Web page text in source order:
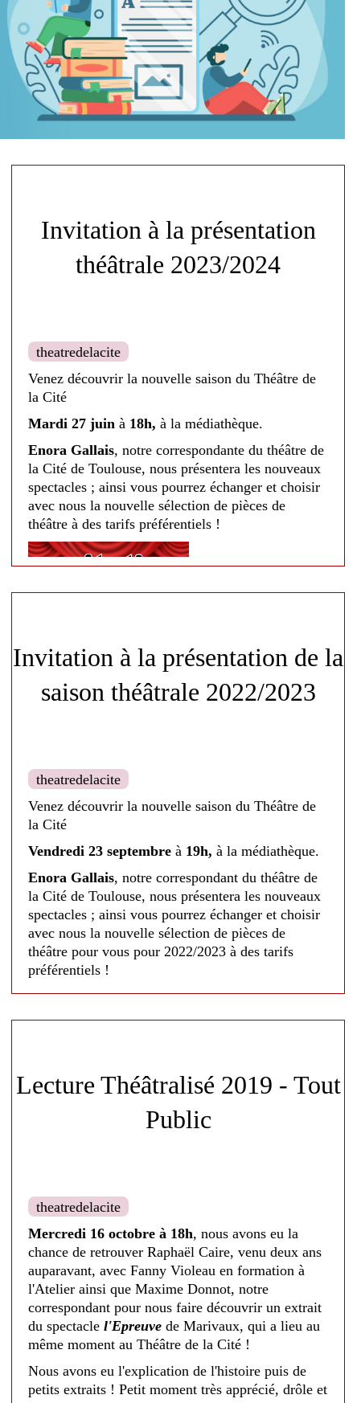
Invitation à la présentation
théâtrale 2023/2024
theatredelacite
Venez découvrir la nouvelle saison du Théâtre de
la Cité
Mardi 27 juin à 18h,à la médiathèque.
Enora Gallais, notre correspondante du théâtre de
la Cité de Toulouse, nous présentera les nouveaux
spectacles ; ainsi vous pourrez échanger et choisir
avec nous la nouvelle sélection de pièces de
théâtre à des tarifs préférentiels !
Invitation à la présentation de la
saison théâtrale 2022/2023
theatredelacite
Venez découvrir la nouvelle saison du Théâtre de
la Cité
Vendredi 23 septembre à 19h,à la médiathèque.
Enora Gallais, notre correspondant du théâtre de
la Cité de Toulouse, nous présentera les nouveaux
spectacles ; ainsi vous pourrez échanger et choisir
avec nous la nouvelle sélection de pièces de
théâtre pour vous pour 2022/2023 à des tarifs
préférentiels !
Lecture Théâtralisé 2019 - Tout
Public
theatredelacite
Mercredi 16 octobre à 18h, nous avons eu la
chance de retrouver Raphaël Caire, venu deux ans
auparavant, avec Fanny Violeau en formation à
l'Atelier ainsi que Maxime Donnot, notre
correspondant pour nous faire découvrir un extrait
du spectacle l'Epreuve de Marivaux, qui a lieu au
même moment au Théâtre de la Cité !
Nous avons eu l'explication de l'histoire puis de
petits extraits ! Petit moment très apprécié, drôle et